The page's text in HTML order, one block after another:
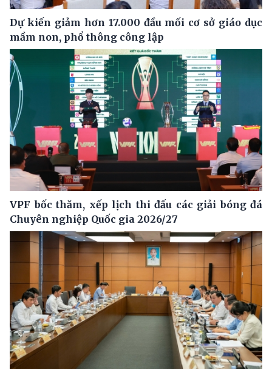
Dự kiến giảm hơn 17.000 đầu mối cơ sở giáo dục
mầm non, phổ thông công lập
VPF bốc thăm, xếp lịch thi đấu các giải bóng đá
Chuyên nghiệp Quốc gia 2026/27